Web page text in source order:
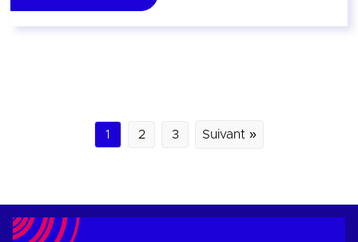
1 2 3 Suivant »